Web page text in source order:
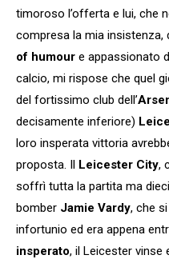
timoroso l’offerta e lui, che
compresa la mia insistenza,
of humour e appassionato
calcio, mi rispose che quel
del fortissimo club dell’
decisamente inferiore)
loro insperata vittoria
proposta. Il Leicester City,
soffrì tutta la partita ma
bomber Jamie Vardy, che
infortunio ed era appena
insperato, il Leicester vinse